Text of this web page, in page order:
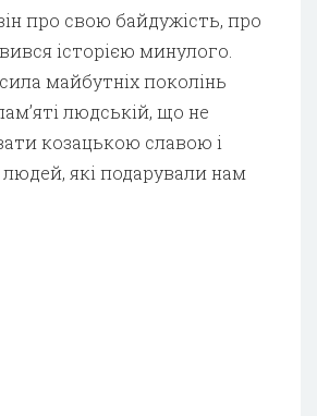
про свою байдужість, про
історією минулого.
майбутніх поколінь
людській, що не
козацькою славою і
які подарували нам